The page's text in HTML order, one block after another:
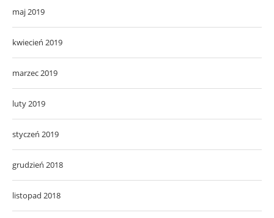
maj 2019
kwiecień 2019
marzec 2019
luty 2019
styczeń 2019
grudzień 2018
listopad 2018